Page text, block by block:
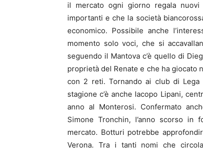
il mercato ogni giorno regala
importanti e che la società
economico. Possibile anche
momento solo voci, che si
seguendo il Mantova c’è quello di
proprietà del Renate e che ha giocato
con 2 reti. Tornando ai club di
stagione c’è anche Iacopo Lipani,
anno al Monterosi. Confermato
Simone Tronchin, l’anno scorso in
mercato. Botturi potrebbe
Verona. Tra i tanti nomi che